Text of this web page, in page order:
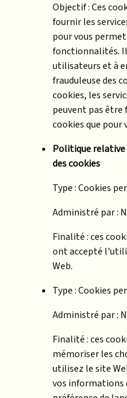
Objectif : Ces
fournir les
pour vous
fonctionnalités.
utilisateurs et à
frauduleuse des
cookies, les
peuvent pas être
cookies que pour
Politique relative
des cookies
Type : Cookies
Administré par :
Finalité : ces
ont accepté
Web.
Type : Cookies
Administré par :
Finalité : ces
mémoriser les
utilisez le site
vos informations